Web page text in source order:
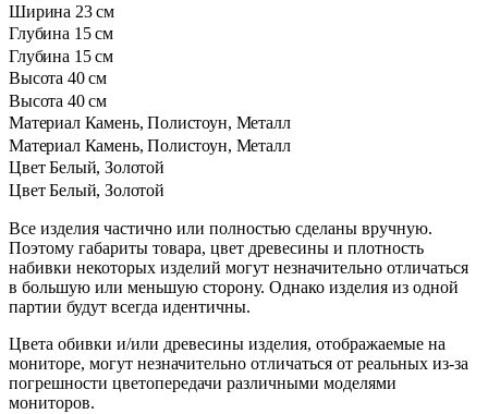
Ширина 23 см
Глубина 15 см
Глубина 15 см
Высота 40 см
Высота 40 см
Материал Камень, Полистоун, Металл
Материал Камень, Полистоун, Металл
Цвет Белый, Золотой
Цвет Белый, Золотой
Все изделия частично или полностью сделаны вручную.
Поэтому габариты товара, цвет древесины и плотность
набивки некоторых изделий могут незначительно отличаться
в большую или меньшую сторону. Однако изделия из одной
партии будут всегда идентичны.
Цвета обивки и/или древесины изделия, отображаемые на
мониторе, могут незначительно отличаться от реальных из-за
погрешности цветопередачи различными моделями
мониторов.